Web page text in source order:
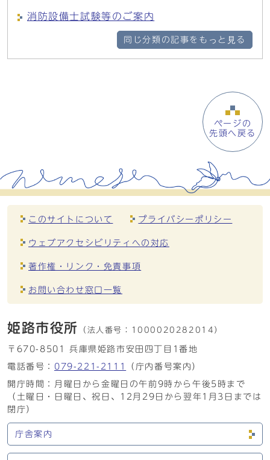
消防設備士試験等のご案内
同じ分類の記事をもっと見る
ページの
先頭へ戻る
このサイトについて プライバシーポリシー
ウェブアクセシビリティへの対応
著作権・リンク・免責事項
お問い合わせ窓口一覧
姫路市役所 （法人番号： 1000020282014）
〒670-8501 兵庫県姫路市安田四丁目1番地
電話番号： 079-221-2111
（庁内番号案内）
開庁時間：月曜日から金曜日の午前9時から午後5時まで
（土曜日・日曜日、祝日、12月29日から翌年1月3日までは
閉庁）
庁舎案内